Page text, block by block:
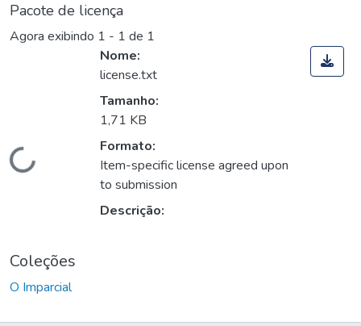
Pacote de licença
Agora exibindo 1 - 1 de 1
Carregando...
Nome:
license.txt
Tamanho:
1,71 KB
Formato:
Item-specific license agreed upon
to submission
Descrição:
Coleções
O Imparcial